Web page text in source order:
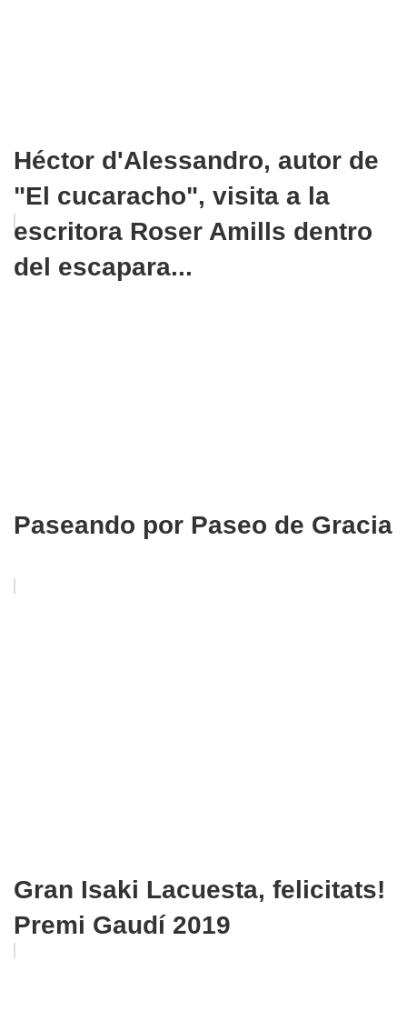
Héctor d'Alessandro, autor de
"El cucaracho", visita a la
escritora Roser Amills dentro
del escapara...
Paseando por Paseo de Gracia
Gran Isaki Lacuesta, felicitats!
Premi Gaudí 2019